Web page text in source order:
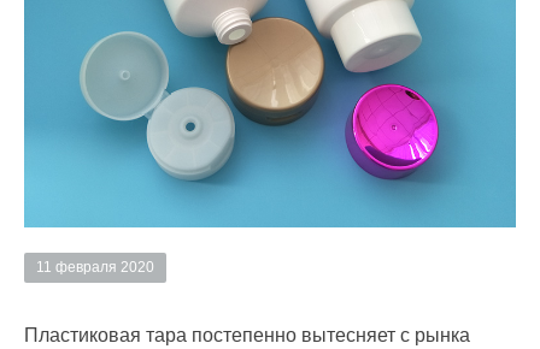
11 февраля 2020
Пластиковая тара постепенно вытесняет с рынка